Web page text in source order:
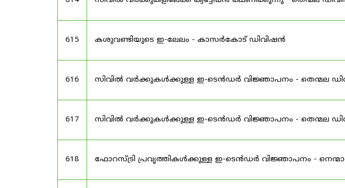
615 കശുവണ്ടിയുടെ ഇ-ലേലം - കാസർകോട് ഡിവിഷൻ
616 സിവിൽ വർക്കുകൾക്കുള്ള ഇ-ടെൻഡർ വിജ്ഞാപനം - തെന്മല
617 സിവിൽ വർക്കുകൾക്കുള്ള ഇ-ടെൻഡർ വിജ്ഞാപനം - തെന്മല
618 ഫോറസ്ട്രി പ്രവൃത്തികൾക്കുള്ള ഇ-ടെൻഡർ വിജ്ഞാപനം -